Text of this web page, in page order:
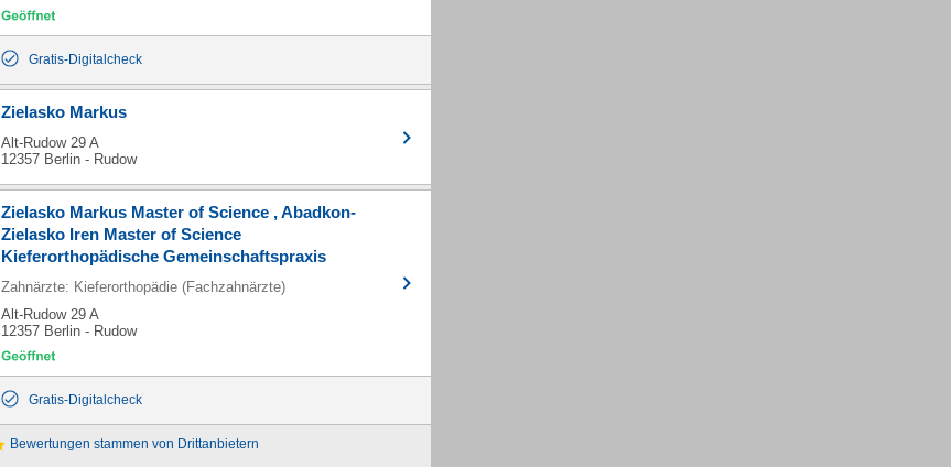
Gratis-Digitalcheck
Zielasko Markus
Alt-Rudow 29 A
12357 Berlin - Rudow
Zielasko Markus Master of Science , Abadkon-
Zielasko Iren Master of Science
Kieferorthopädische Gemeinschaftspraxis
Zahnärzte: Kieferorthopädie (Fachzahnärzte)
Alt-Rudow 29 A
12357 Berlin - Rudow
Gratis-Digitalcheck
Bewertungen stammen von Drittanbietern